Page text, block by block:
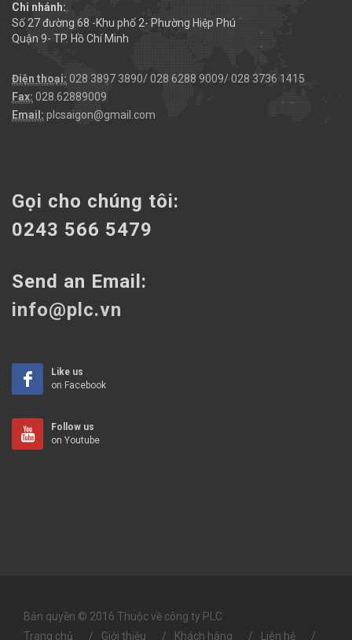
Chi nhánh:
Số 27 đường 68 -Khu phố 2- Phường Hiệp Phú
Quận 9- TP. Hồ Chí Minh
Điện thoại: 028 3897 3890/ 028 6288 9009/ 028 3736 1415
Fax: 028.62889009
Email: plcsaigon@gmail.com
Gọi cho chúng tôi:
0243 566 5479
Send an Email:
info@plc.vn
Like us
on Facebook
Follow us
on Youtube
Bản quyền © 2016 Thuộc về công ty PLC
Trang chủ
Giới thiệu Khách hàng Liên hệ